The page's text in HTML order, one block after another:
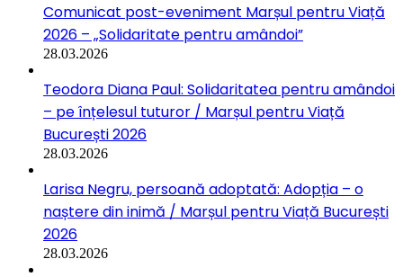
Comunicat post-eveniment Marșul pentru Viață
2026 – „Solidaritate pentru amândoi”
28.03.2026
Teodora Diana Paul: Solidaritatea pentru amândoi
– pe înțelesul tuturor / Marșul pentru Viață
București 2026
28.03.2026
Larisa Negru, persoană adoptată: Adopția – o
naștere din inimă / Marșul pentru Viață București
2026
28.03.2026